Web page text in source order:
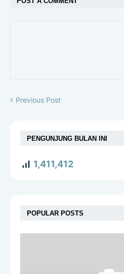
Previous Post
PENGUNJUNG BULAN INI
1,411,412
POPULAR POSTS